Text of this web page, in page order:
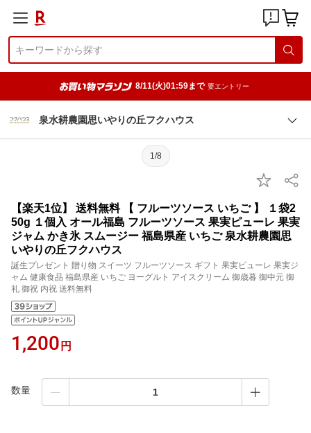
8/11(火)01:59まで 要エントリー
泉水耕農園思いやりの丘フクハウス
1/8
【楽天1位】 送料無料 【 フルーツソース いちご 】 １袋2
50g １個入 オール福島 フルーツソース 果実ピューレ 果実
ジャム かき氷 スムージー 福島県産 いちご 泉水耕農園思
いやりの丘フクハウス
誕生プレゼント 贈り物 スイーツ フルーツソース ギフト 果実ピューレ 果実ジ
ャム 健康食品 福島県産 いちご ヨーグルト アイスクリーム 御歳暮 御中元 御
礼 御祝 内祝 送料無料
1,200 円
数量